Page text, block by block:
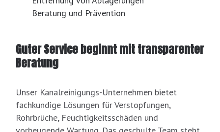
Beratung und Prävention
Guter Service beginnt mit transparenter
Beratung
Unser Kanalreinigungs-Unternehmen bietet
fachkundige Lösungen für Verstopfungen,
Rohrbrüche, Feuchtigkeitsschäden und